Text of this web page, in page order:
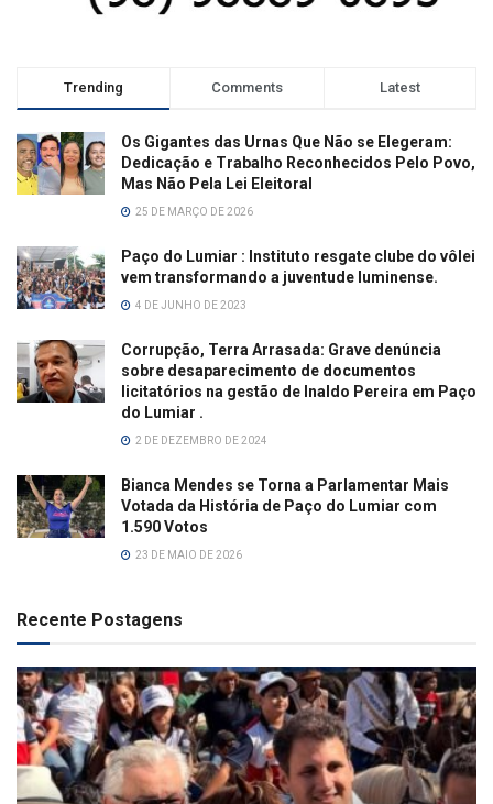
Trending Comments Latest
Os Gigantes das Urnas Que Não se Elegeram:
Dedicação e Trabalho Reconhecidos Pelo Povo,
Mas Não Pela Lei Eleitoral
25 DE MARÇO DE 2026
Paço do Lumiar : Instituto resgate clube do vôlei
vem transformando a juventude luminense.
4 DE JUNHO DE 2023
Corrupção, Terra Arrasada: Grave denúncia
sobre desaparecimento de documentos
licitatórios na gestão de Inaldo Pereira em Paço
do Lumiar .
2 DE DEZEMBRO DE 2024
Bianca Mendes se Torna a Parlamentar Mais
Votada da História de Paço do Lumiar com
1.590 Votos
23 DE MAIO DE 2026
Recente Postagens